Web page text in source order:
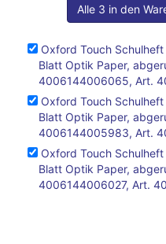
Alle 3 in den
Oxford Touch
Blatt Optik Paper,
4006144006065, Art.
Oxford Touch
Blatt Optik Paper,
4006144005983, Art.
Oxford Touch
Blatt Optik Paper,
4006144006027, Art.